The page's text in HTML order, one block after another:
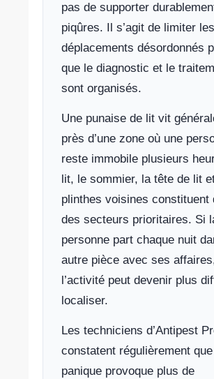
pas de supporter
piqûres. Il s’agit de limiter les
déplacements désordonnés
que le diagnostic et le
sont organisés.
Une punaise de lit vit
près d’une zone où une
reste immobile plusieurs
lit, le sommier, la tête de lit
plinthes voisines constituent
des secteurs prioritaires. Si
personne part chaque nuit
autre pièce avec ses
l’activité peut devenir plus
localiser.
Les techniciens d’Antipest
constatent régulièrement
panique provoque plus de